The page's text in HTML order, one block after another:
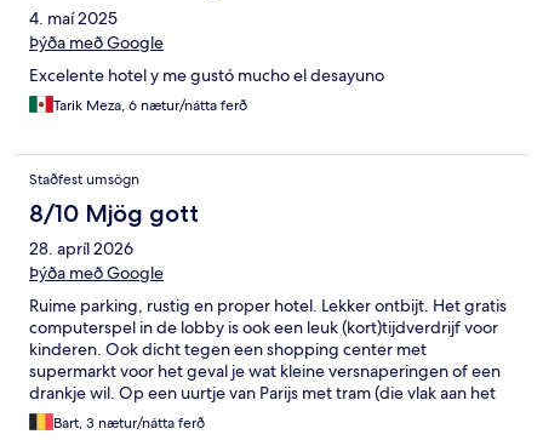
4. maí 2025
Þýða með Google
Excelente hotel y me gustó mucho el desayuno
Tarik Meza, 6 nætur/nátta ferð
Staðfest umsögn
8/10 Mjög gott
28. apríl 2026
Þýða með Google
Ruime parking, rustig en proper hotel. Lekker ontbijt. Het gratis
computerspel in de lobby is ook een leuk (kort)tijdverdrijf voor
kinderen. Ook dicht tegen een shopping center met
supermarkt voor het geval je wat kleine versnaperingen of een
drankje wil. Op een uurtje van Parijs met tram (die vlak aan het
hotel stopt) en RER maar beide zijn altijd rustig en zitten nooit
Bart, 3 nætur/nátta ferð